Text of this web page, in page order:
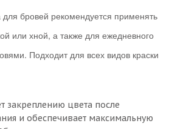
бровей рекомендуется применять
или хной, а также для ежедневного
Подходит для всех видов краски
закреплению цвета после
и обеспечивает максимальную